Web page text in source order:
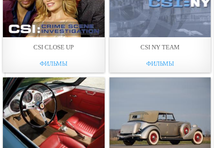
CSI CLOSE UP
ФИЛЬМЫ
CSI NY TEAM
ФИЛЬМЫ